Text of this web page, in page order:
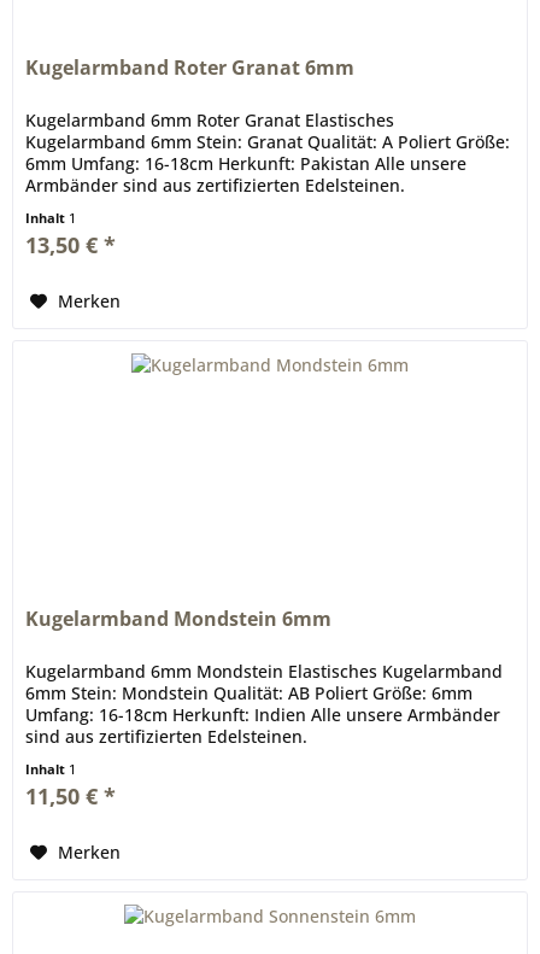
Kugelarmband Roter Granat 6mm
Kugelarmband 6mm Roter Granat Elastisches
Kugelarmband 6mm Stein: Granat Qualität: A Poliert Größe:
6mm Umfang: 16-18cm Herkunft: Pakistan Alle unsere
Armbänder sind aus zertifizierten Edelsteinen.
Inhalt 1
13,50 € *
Merken
Kugelarmband Mondstein 6mm
Kugelarmband 6mm Mondstein Elastisches Kugelarmband
6mm Stein: Mondstein Qualität: AB Poliert Größe: 6mm
Umfang: 16-18cm Herkunft: Indien Alle unsere Armbänder
sind aus zertifizierten Edelsteinen.
Inhalt 1
11,50 € *
Merken